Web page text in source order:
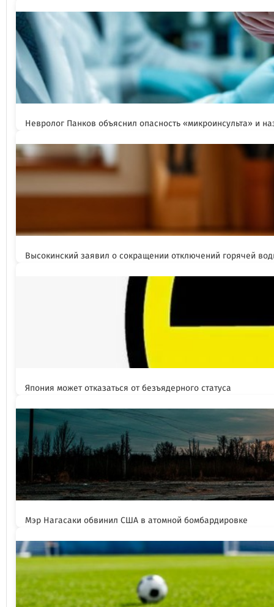
Невролог Панков объяснил опасность «микроинсульта» и
Высокинский заявил о сокращении отключений горячей
Япония может отказаться от безъядерного статуса
Мэр Нагасаки обвинил США в атомной бомбардировке